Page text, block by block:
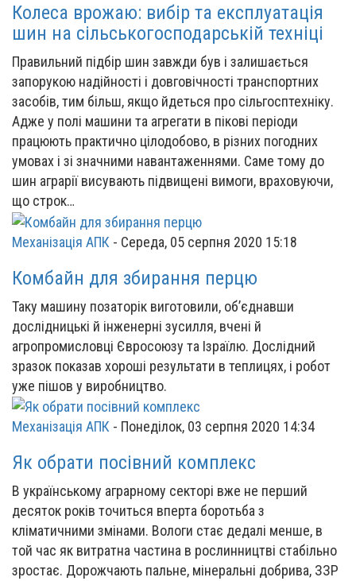
Колеса врожаю: вибір та експлуатація
шин на сільськогосподарській техніці
Правильний підбір шин завжди був і залишається
запорукою надійності і довговічності транспортних
засобів, тим більш, якщо йдеться про сільгосптехніку.
Адже у полі машини та агрегати в пікові періоди
працюють практично цілодобово, в різних погодних
умовах і зі значними навантаженнями. Саме тому до
шин аграрії висувають підвищені вимоги, враховуючи,
що строк…
Механізація АПК - Середа, 05 серпня 2020 15:18
Комбайн для збирання перцю
Таку машину позаторік виготовили, об’єднавши
дослідницькі й інженерні зусилля, вчені й
агропромисловці Євросоюзу та Ізраїлю. Дослідний
зразок показав хороші результати в теплицях, і робот
уже пішов у виробництво.
Механізація АПК - Понеділок, 03 серпня 2020 14:34
Як обрати посівний комплекс
В українському аграрному секторі вже не перший
десяток років точиться вперта боротьба з
кліматичними змінами. Вологи стає дедалі менше, в
той час як витратна частина в рослинництві стабільно
зростає. Дорожчають пальне, мінеральні добрива, ЗЗР